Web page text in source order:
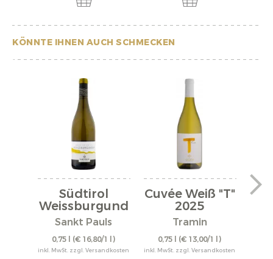
KÖNNTE IHNEN AUCH SCHMECKEN
Südtirol
Weissburgund
er DOC...
Sankt Pauls
0,75 l (€ 16,80/1 l)
inkl. MwSt. zzgl. Versandkosten
Cuvée Weiß "T"
2025
Tramin
0,75 l (€ 13,00/1 l)
inkl. MwSt. zzgl. Versandkosten